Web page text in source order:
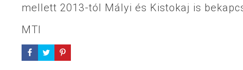
mellett 2013-tól Mályi és Kistokaj is
MTI